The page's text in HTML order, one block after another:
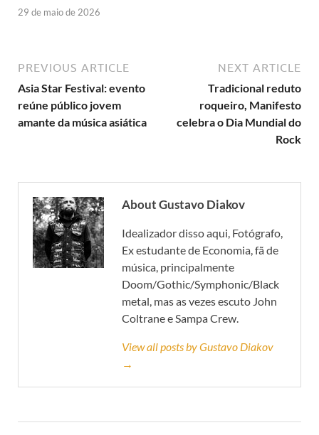
29 de maio de 2026
PREVIOUS ARTICLE
Asia Star Festival: evento
reúne público jovem
amante da música asiática
NEXT ARTICLE
Tradicional reduto
roqueiro, Manifesto
celebra o Dia Mundial do
Rock
About Gustavo Diakov
Idealizador disso aqui, Fotógrafo,
Ex estudante de Economia, fã de
música, principalmente
Doom/Gothic/Symphonic/Black
metal, mas as vezes escuto John
Coltrane e Sampa Crew.
View all posts by Gustavo Diakov
→